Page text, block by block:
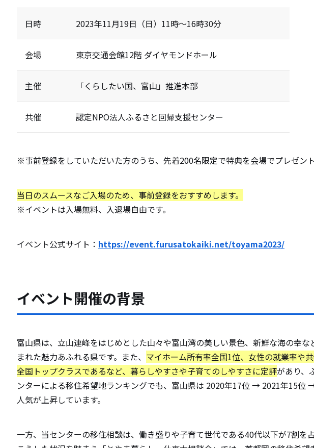
日時 2023年11月19日（日）11時～16時30分
会場 東京交通会館12階 ダイヤモンドホール
主催 「くらしたい国、富山」推進本部
共催 認定NPO法人ふるさと回帰支援センター
※事前登録をしていただいた方のうち、先着200名限定で特典を会場でプレゼント
当日のスムースなご入場のため、事前登録をおすすめします。
※イベントは入場無料、入退場自由です。
イベント公式サイト： https://event.furusatokaiki.net/toyama2023/
イベント開催の背景
富山県は、立山連峰をはじめとした山々や富山湾の美しい景色、新鮮な海の幸な
まれた魅力あふれる県です。また、 マイホーム所有率全国1位、女性の就業率や
全国トップクラスであるなど、暮らしやすさや子育てのしやすさに定評があり、
ンターによる移住希望地ランキングでも、富山県は 2020年17位 → 2021年15位
人気が上昇しています。
一方、当センターの移住相談は、働き盛りや子育て世代である40代以下が7割を占